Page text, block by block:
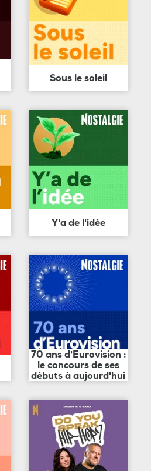
Sous le soleil
Y'a de l'idée
70 ans d'Eurovision :
le concours de ses
débuts à aujourd'hui